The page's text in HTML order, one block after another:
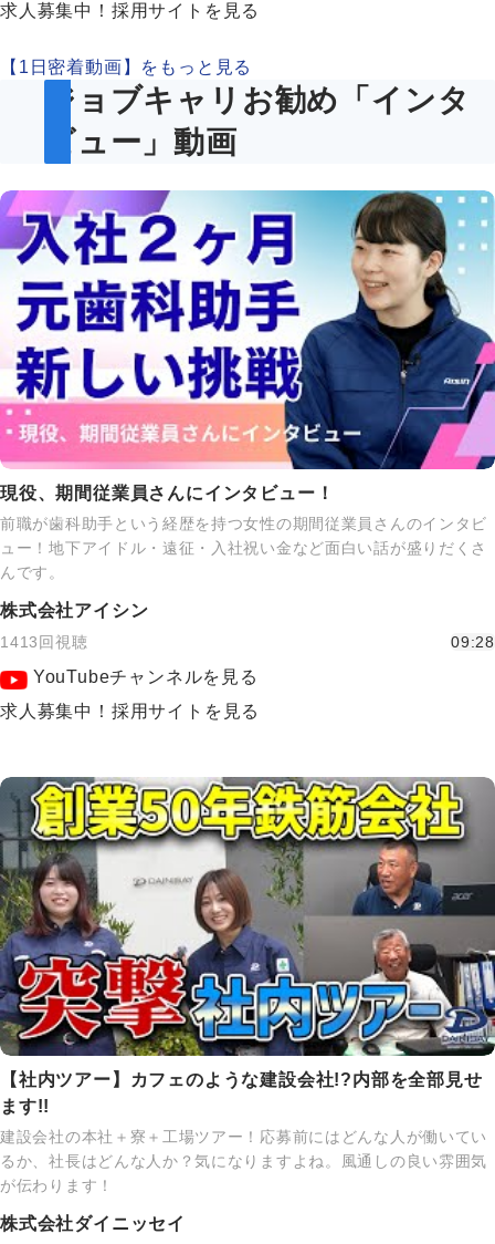
求人募集中！採用サイトを見る
【1日密着動画】をもっと見る
ジョブキャリお勧め「インタ
ビュー」動画
現役、期間従業員さんにインタビュー！
前職が歯科助手という経歴を持つ女性の期間従業員さんのインタビ
ュー！地下アイドル・遠征・入社祝い金など面白い話が盛りだくさ
んです。
株式会社アイシン
1413回視聴 09:28
YouTubeチャンネルを見る
求人募集中！採用サイトを見る
【社内ツアー】カフェのような建設会社!?内部を全部見せ
ます!!
建設会社の本社＋寮＋工場ツアー！応募前にはどんな人が働いてい
るか、社長はどんな人か？気になりますよね。風通しの良い雰囲気
が伝わります！
株式会社ダイニッセイ